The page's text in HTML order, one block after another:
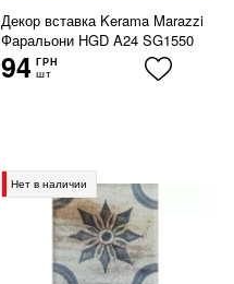
Декор вставка Kerama Marazzi
Фаральони HGD A24 SG1550
94 ГРН
шт
Нет в наличии